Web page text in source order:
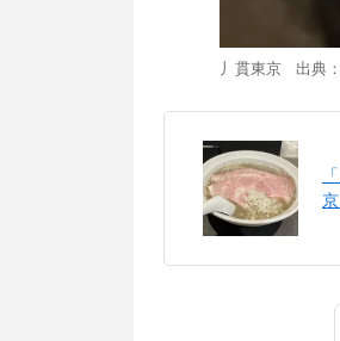
丿貫東京 出典：